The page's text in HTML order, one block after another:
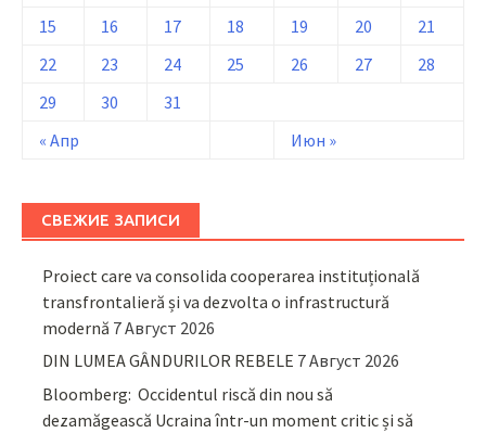
« Апр Июн »
15
16 17 18 19 20
21
22
23 24 25 26 27
28
29
30 31
СВЕЖИЕ ЗАПИСИ
Proiect care va consolida cooperarea instituțională
transfrontalieră și va dezvolta o infrastructură
modernă 7 Август 2026
DIN LUMEA GÂNDURILOR REBELE 7 Август 2026
Bloomberg: Occidentul riscă din nou să
dezamăgească Ucraina într-un moment critic și să